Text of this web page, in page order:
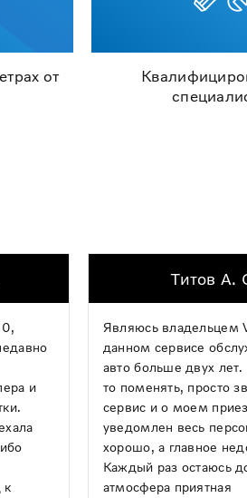
от
и
к
Титов А.
Являюсь владельцем
данном сервисе
авто больше двух
то поменять, просто
сервис и о моем
уведомлен весь
хорошо, а главное
Каждый раз остаюсь
атмосфера приятная